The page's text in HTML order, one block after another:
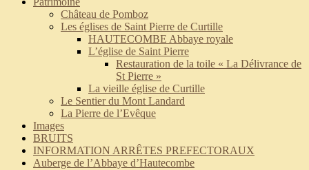
Château de Pomboz
Les églises de Saint Pierre de Curtille
HAUTECOMBE Abbaye royale
L’église de Saint Pierre
Restauration de la toile « La Délivrance de
St Pierre »
La vieille église de Curtille
Le Sentier du Mont Landard
La Pierre de l’Evêque
Images
BRUITS
INFORMATION ARRÊTES PREFECTORAUX
Auberge de l’Abbaye d’Hautecombe